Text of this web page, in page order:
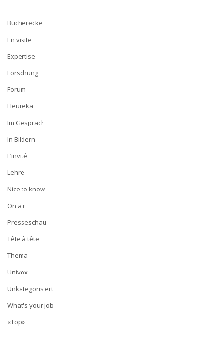
Bücherecke
En visite
Expertise
Forschung
Forum
Heureka
Im Gespräch
In Bildern
L’invité
Lehre
Nice to know
On air
Presseschau
Tête à tête
Thema
Univox
Unkategorisiert
What's your job
«Top»